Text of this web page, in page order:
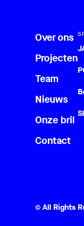
Over ons
Projecten
Team
Nieuws
Onze bril
Contact
© All Rights